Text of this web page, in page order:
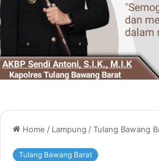
Home / Lampung /Tulang Bawang
Tulang Bawang Barat